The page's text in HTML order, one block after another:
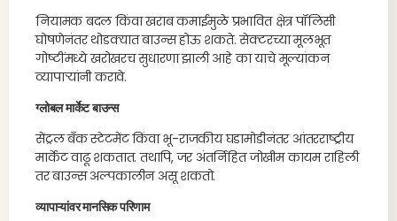
नियामक बदल किंवा खराब कमाईमुळे प्रभावित क्षेत्र पॉलिसी
घोषणेनंतर थोडक्यात बाउन्स होऊ शकते. सेक्टरच्या मूलभूत
गोष्टींमध्ये खरोखरच सुधारणा झाली आहे का याचे मूल्यांकन
व्यापाऱ्यांनी करावे.
ग्लोबल मार्केट बाउन्स
सेंट्रल बँक स्टेटमेंट किंवा भू-राजकीय घडामोडीनंतर आंतरराष्ट्रीय
मार्केट वाढू शकतात. तथापि, जर अंतर्निहित जोखीम कायम राहिली
तर बाउन्स अल्पकालीन असू शकतो.
व्यापाऱ्यांवर मानसिक परिणाम